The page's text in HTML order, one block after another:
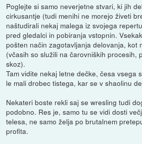
Poglejte si samo neverjetne stvari, ki jih
cirkusantje (tudi menihi ne morejo živeti
naštudirali nekaj malega iz svojega
pred gledalci in pobiranja vstopnin.
pošten način zagotavljanja delovanja, kot
(včasih so služili na čarovniških procesih,
skoz).
Tam vidite nekaj letne dečke, česa vsega
le mali drobec tistega, kar se v shaolinu
Nekateri boste rekli saj se wresling tudi
podobno. Res je, samo tu se vidi dosti
telesa, ne samo želja po brutalnem
profita.